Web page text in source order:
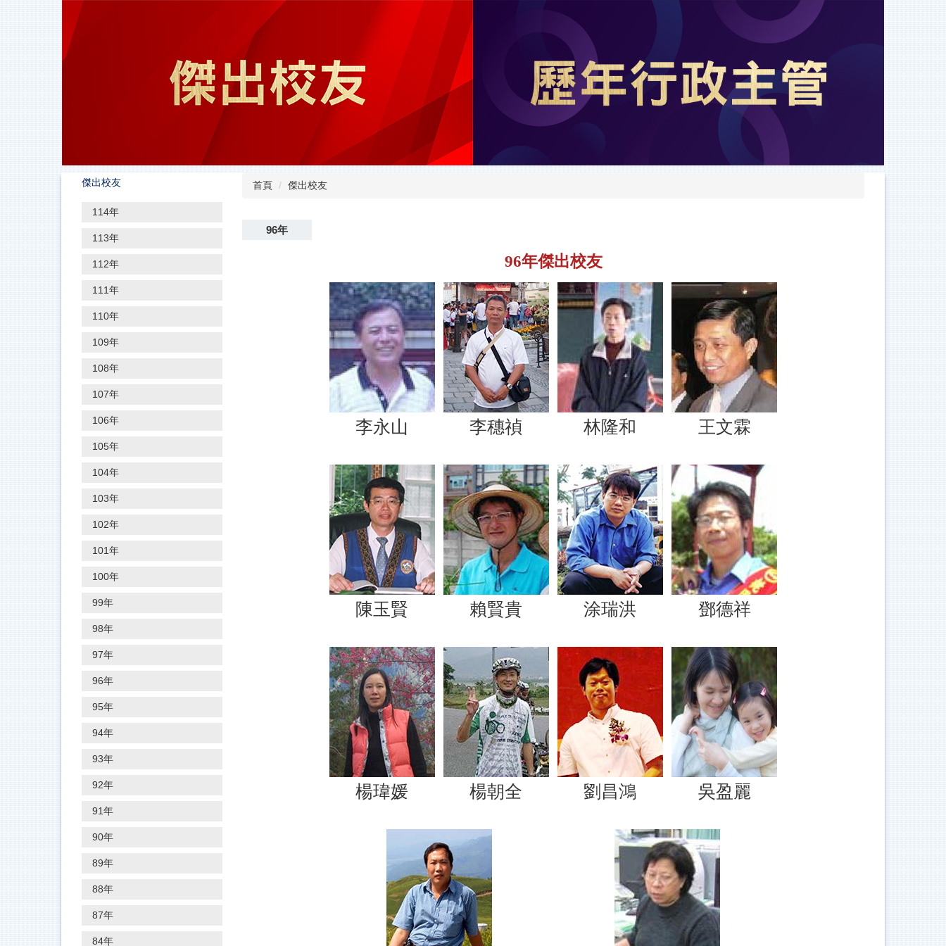
傑出校友
114年
113年
112年
111年
110年
109年
108年
107年
106年
105年
104年
103年
102年
101年
100年
99年
98年
97年
96年
95年
94年
93年
92年
91年
90年
89年
88年
87年
84年
首頁 傑出校友
96年
96年傑出校友
李永山 李穗禎 林隆和 王文霖
陳玉賢 賴賢貴 涂瑞洪 鄧德祥
楊瑋媛 楊朝全 劉昌鴻 吳盈麗